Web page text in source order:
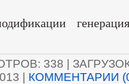
338 |
КОММЕНТАРИИ